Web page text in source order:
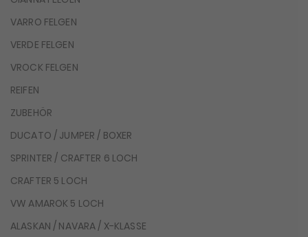
VARRO FELGEN
VERDE FELGEN
VROCK FELGEN
REIFEN
ZUBEHÖR
DUCATO / JUMPER / BOXER
SPRINTER / CRAFTER 6 LOCH
CRAFTER 5 LOCH
VW AMAROK 5 LOCH
ALASKAN / NAVARA / X-KLASSE